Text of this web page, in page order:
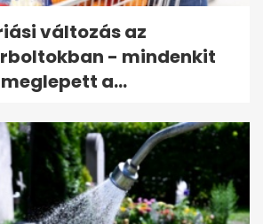
változás az
- mindenkit
meglepett a...